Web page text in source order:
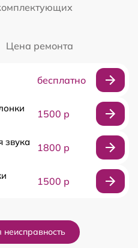
Цена ремонта
бесплатно
1500 р
звука
1800 р
1500 р